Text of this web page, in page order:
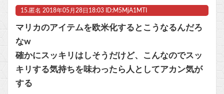
15. 匿名 2018年05月28日18:03 ID:M5MjA1MTI
マリカのアイテムを欧米化するとこうなるんだろ
なw
確かにスッキリはしそうだけど、こんなのでスッ
キリする気持ちを味わったら人としてアカン気が
する